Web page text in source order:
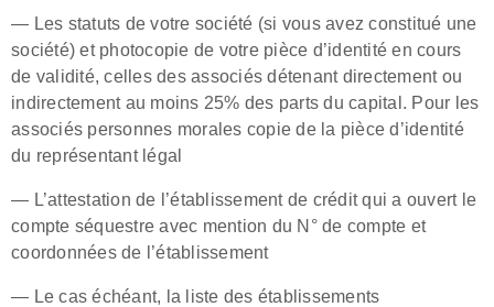
— Les statuts de votre société (si vous avez constitué une
société) et photocopie de votre pièce d’identité en cours
de validité, celles des associés détenant directement ou
indirectement au moins 25% des parts du capital. Pour les
associés personnes morales copie de la pièce d’identité
du représentant légal
— L’attestation de l’établissement de crédit qui a ouvert le
compte séquestre avec mention du N° de compte et
coordonnées de l’établissement
— Le cas échéant, la liste des établissements